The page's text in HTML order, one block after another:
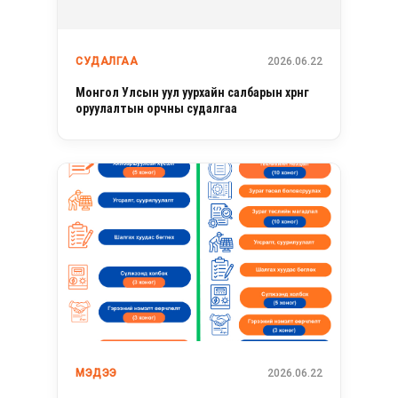
СУДАЛГАА 2026.06.22
Монгол Улсын уул уурхайн салбарын хөрөнгө
оруулалтын орчны судалгаа
МЭДЭЭ 2026.06.22